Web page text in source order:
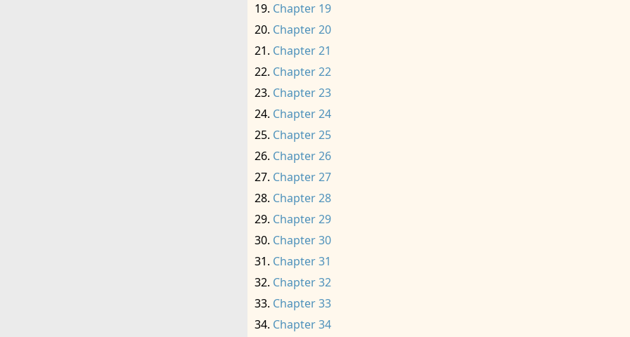
Chapter 19
Chapter 20
Chapter 21
Chapter 22
Chapter 23
Chapter 24
Chapter 25
Chapter 26
Chapter 27
Chapter 28
Chapter 29
Chapter 30
Chapter 31
Chapter 32
Chapter 33
Chapter 34